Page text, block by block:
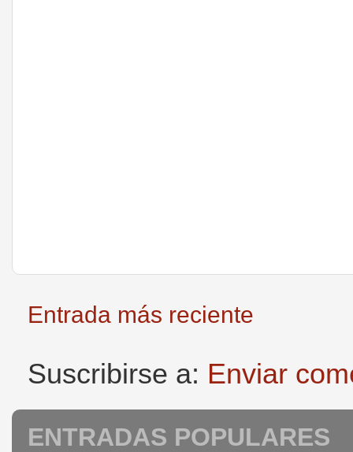
Entrada más reciente
Suscribirse a: Enviar
ENTRADAS POPULARES